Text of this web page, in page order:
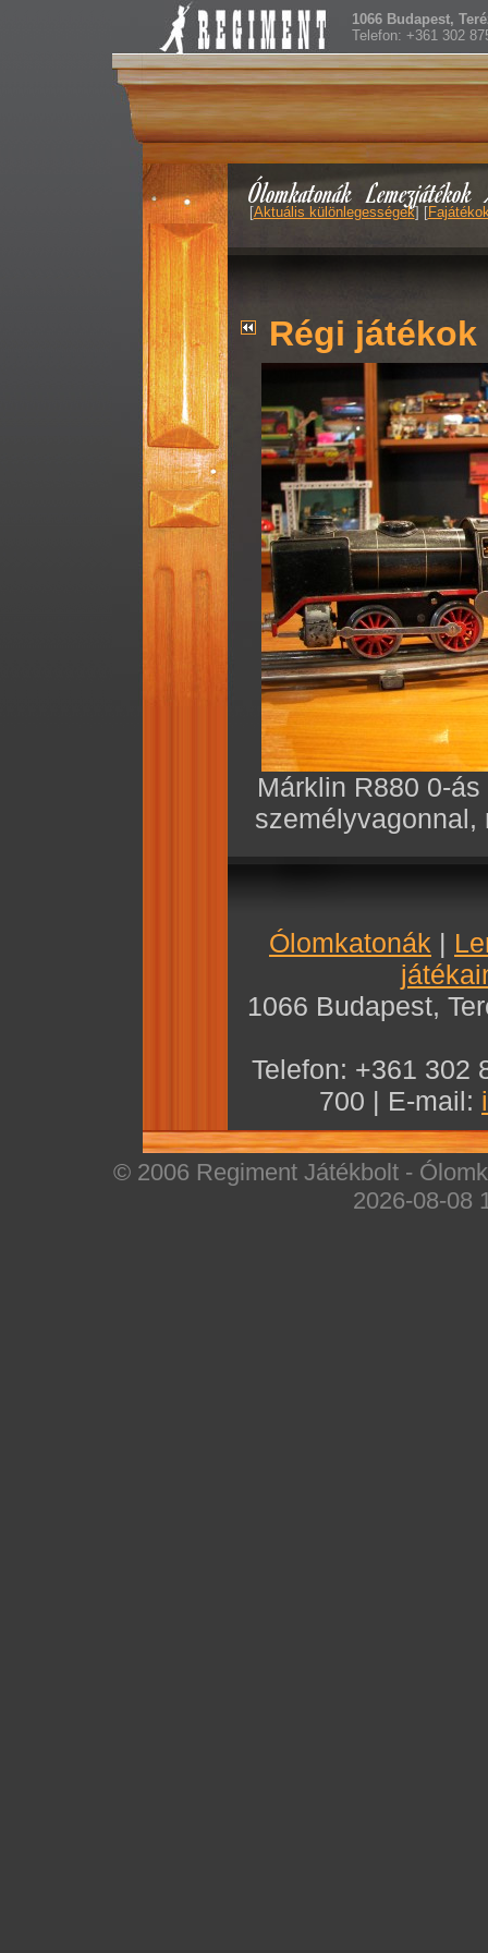
Ólomkatonák Lemezjátékok
1066 Budapest,
Telefon: +361 302
[Aktuális különlegességek] [
Régi játékok
Márklin R880 0-
személyvagonnal,
Ólomkatonák
1066 Budapest,
Telefon: +361 302
700 | E-mail:
© 2006 Regiment Játékbolt -
2026-08-08